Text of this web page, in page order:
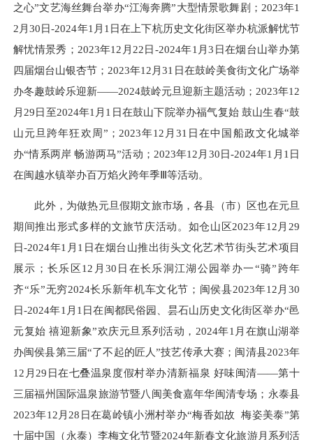
之心”文艺海丝舞台举办“江海奔腾”大型情景歌舞剧；2023年1
2月30日-2024年1月1日在上下杭历史文化街区举办杭派解忧节
解忧情景秀；2023年12月22日-2024年1月3日在烟台山举办第
四届烟台山银杏节；2023年12月31日在鼓岭美食街文化广场举
办冬趣鼓岭乐迎新——2024鼓岭元旦迎新主题活动；2023年12
月29日至2024年1月1日在鼓山下院举办福气复始 鼓山生春“鼓
山元旦跨年狂欢周”；2023年12月31日在中国船政文化城举
办“情系两岸 畅游两马”活动；2023年12月30日-2024年1月1日
在闽越水镇举办百万焰火跨年季Ⅲ等活动。
此外，为做热元旦假期文旅市场，各县（市）区也在元旦
期间推出形式多样的文旅节庆活动。如仓山区2023年12月29
日-2024年1月1日在烟台山推出街头文化艺术节街头艺术项目
展示；长乐区12月30日在长乐洞江湖公园举办一“骑”跨年
齐“乐”无穷2024长乐新年机车文化节；闽侯县2023年12月30
日-2024年1月1日在闽都民俗园、昙石山历史文化街区举办“邑
元复始 禧迎新象”欢庆元旦系列活动，2024年1月在旗山湖举
办闽侯县第三届“了不起的匠人”技艺传承大赛；闽清县2023年
12月29日在七叠温泉度假村举办清新福泉 好味闽清——第十
三届福州国际温泉旅游节暨八闽美食嘉年华闽清专场；永泰县
2023年12月28日在葛岭镇小洲村举办“梅香如故 梅姿美泰”第
十届中国（永泰）李梅文化节暨2024年新春文化旅游月系列活